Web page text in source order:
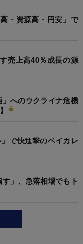
・資源高・円安」で
売上高40％成長の源
へのウクライナ危機
で快進撃のベイカレ
」、急落相場でもト